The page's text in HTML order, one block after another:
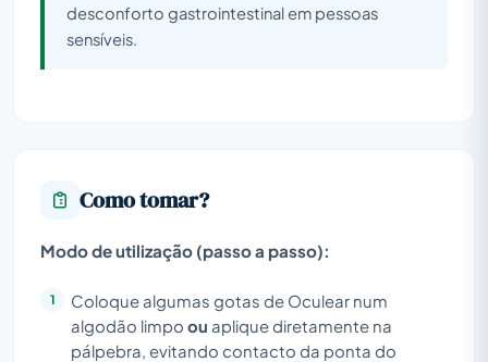
desconforto gastrointestinal em pessoas
sensíveis.
Como tomar?
Modo de utilização (passo a passo):
Coloque algumas gotas de Oculear num
algodão limpo ou aplique diretamente na
pálpebra, evitando contacto da ponta do